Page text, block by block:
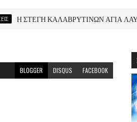
Η ΣΤΕΓΗ ΚΑΛΑΒΡΥΤΙΝΩΝ ΑΓΙΑ
BLOGGER DISQUS FACEBOOK